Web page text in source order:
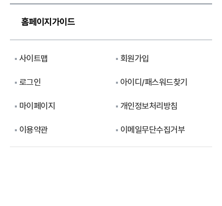
홈페이지가이드
사이트맵 회원가입
로그인 아이디/패스워드찾기
마이페이지 개인정보처리방침
이용약관 이메일무단수집거부